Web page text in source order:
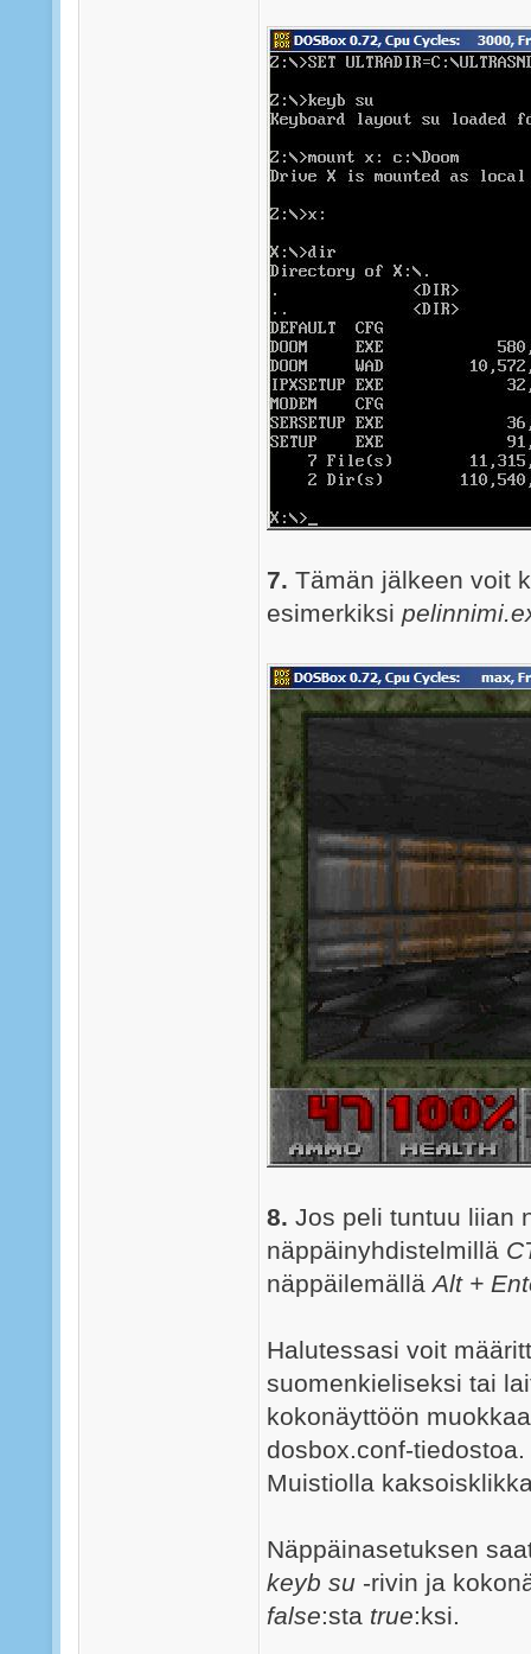
7. Tämän jälkeen voit
esimerkiksi
8. Jos peli tuntuu liian
näppäinyhdistelmillä
näppäilemälläAlt +
Halutessasi voit
suomenkieliseksi tai
kokonäyttöön
dosbox.conf-
Muistiolla
Näppäinasetuksen
keyb su -rivin ja
false:sta true:ksi.